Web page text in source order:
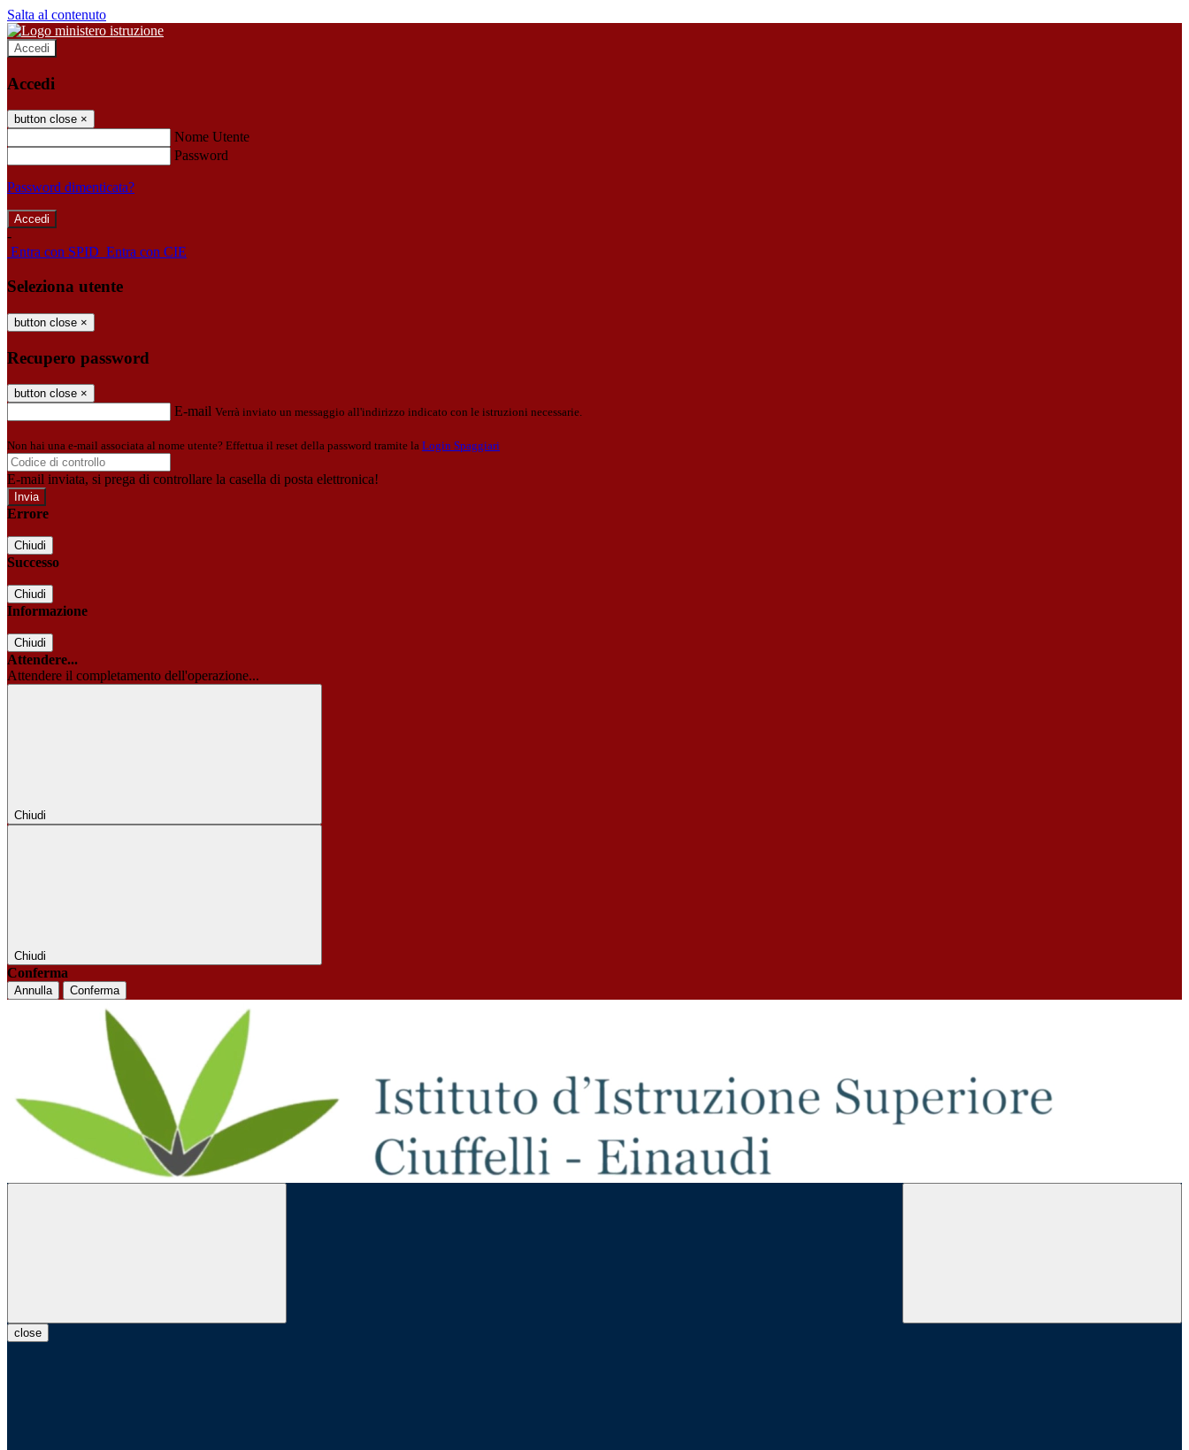
Salta al contenuto
Accedi
Accedi
button close ×
Nome Utente
Password
Password dimenticata?
-
Entra con SPID Entra con CIE
Seleziona utente
button close ×
Recupero password
button close ×
E-mail Verrà inviato un messaggio all'indirizzo indicato con le istruzioni necessarie.
Non hai una e-mail associata al nome utente? Effettua il reset della password tramite la Login Spaggiari
E-mail inviata, si prega di controllare la casella di posta elettronica!
Errore
Chiudi
Successo
Chiudi
Informazione
Chiudi
Attendere...
Attendere il completamento dell'operazione...
Chiudi
Chiudi
Conferma
Annulla Conferma
close